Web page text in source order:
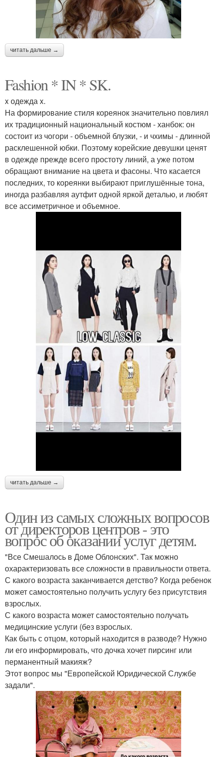
читать дальше →
Fashion * IN * SK.
x одежда x.
На формирование стиля кореянок значительно повлиял
их традиционный национальный костюм - ханбок: он
состоит из чогори - объемной блузки, - и чхимы - длинной
расклешенной юбки. Поэтому корейские девушки ценят
в одежде прежде всего простоту линий, а уже потом
обращают внимание на цвета и фасоны. Что касается
последних, то кореянки выбирают приглушённые тона,
иногда разбавляя аутфит одной яркой деталью, и любят
все ассиметричное и объемное.
читать дальше →
Один из самых сложных вопросов
от директоров центров - это
вопрос об оказании услуг детям.
"Все Смешалось в Доме Облонских". Так можно
охарактеризовать все сложности в правильности ответа.
С какого возраста заканчивается детство? Когда ребенок
может самостоятельно получить услугу без присутствия
взрослых.
С какого возраста может самостоятельно получать
медицинские услуги (без взрослых.
Как быть с отцом, который находится в разводе? Нужно
ли его информировать, что дочка хочет пирсинг или
перманентный макияж?
Этот вопрос мы "Европейской Юридической Службе
задали".